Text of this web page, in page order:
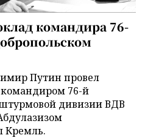
командира 76-
Путин провел
командиром 76-й
дивизии ВДВ
Кремль.